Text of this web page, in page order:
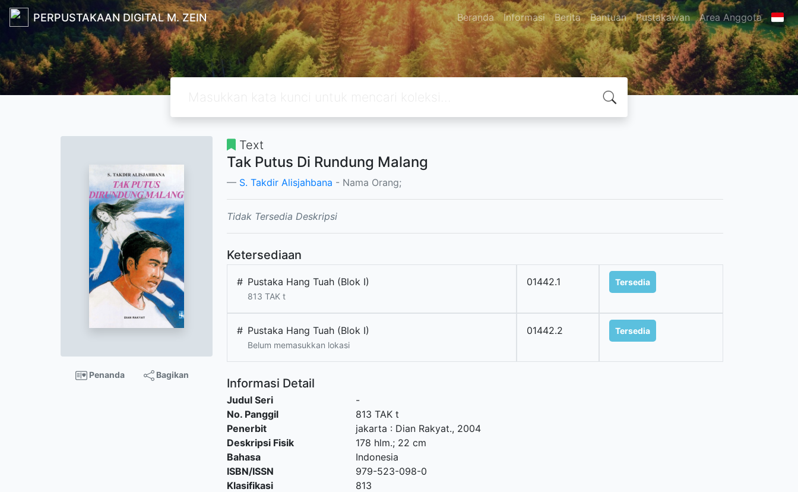
PERPUSTAKAAN DIGITAL M. ZEIN Beranda Informasi Berita Bantuan Pustakawan Area Anggota
Penanda Bagikan
Text
Tak Putus Di Rundung Malang
S. Takdir Alisjahbana - Nama Orang;
Tidak Tersedia Deskripsi
Ketersediaan
# Pustaka Hang Tuah (Blok I)
813 TAK t
01442.1 Tersedia
# Pustaka Hang Tuah (Blok I)
Belum memasukkan lokasi
01442.2 Tersedia
Informasi Detail
Judul Seri
-
No. Panggil
813 TAK t
Penerbit
jakarta : Dian Rakyat., 2004
Deskripsi Fisik
178 hlm.; 22 cm
Bahasa
Indonesia
ISBN/ISSN
979-523-098-0
Klasifikasi
813